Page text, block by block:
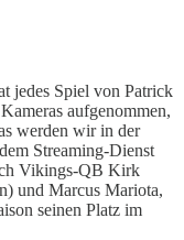
jedes Spiel von Patrick
aufgenommen,
werden wir in der
Streaming-Dienst
Vikings-QB Kirk
und Marcus Mariota,
seinen Platz im